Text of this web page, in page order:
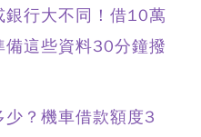
銀行大不同！借10萬
備這些資料30分鐘撥
？機車借款額度3